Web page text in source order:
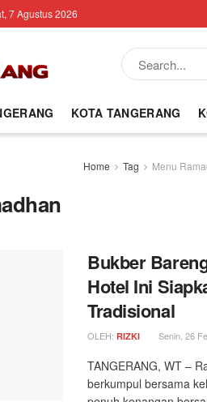
7 Agustus 2026
KOTA TANGERANG
Home Tag Menu
Bukber
Hotel Ini
Tradisional
OLEH: RIZKI Senin, 26
TANGERANG, WT –
berkumpul bersama